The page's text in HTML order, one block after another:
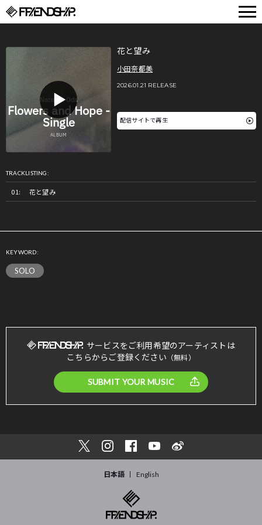
花と望み
小田奈都美
2026.01.21 RELEASE
配信サイトで再生
TRACKLISTING:
花と望み
KEYWORD:
SOLO
サービスをご利用希望のアーティストは
こちらからご登録ください （無料）
SUBMIT YOUR MUSIC
日本語 English